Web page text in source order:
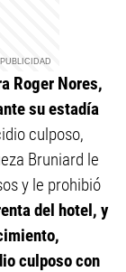
Roger Nores,
su estadía
culposo,
Bruniard le
y le prohibió
del hotel, y
culposo con